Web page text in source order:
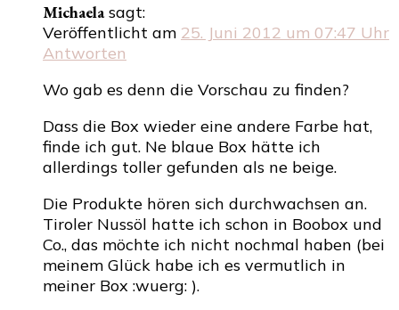
Michaela sagt:
Veröffentlicht am 25. Juni 2012 um 07:47 Uhr
Antworten
Wo gab es denn die Vorschau zu finden?
Dass die Box wieder eine andere Farbe hat,
finde ich gut. Ne blaue Box hätte ich
allerdings toller gefunden als ne beige.
Die Produkte hören sich durchwachsen an.
Tiroler Nussöl hatte ich schon in Boobox und
Co., das möchte ich nicht nochmal haben (bei
meinem Glück habe ich es vermutlich in
meiner Box :wuerg: ).